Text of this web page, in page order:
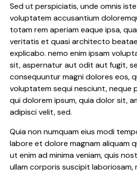
Sed ut perspiciatis, unde omnis
voluptatem accusantium
totam rem aperiam eaque ipsa,
veritatis et quasi architecto
explicabo. nemo enim ipsam
sit, aspernatur aut odit aut fugit,
consequuntur magni dolores eos,
voluptatem sequi nesciunt, neque
qui dolorem ipsum, quia dolor sit,
adipisci velit, sed.
Quia non numquam eius modi
labore et dolore magnam aliquam
ut enim ad minima veniam, quis
ullam corporis suscipit laboriosam,